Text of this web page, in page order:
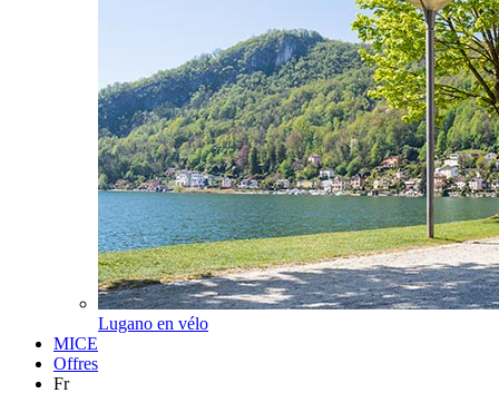
Lugano en vélo
MICE
Offres
Fr